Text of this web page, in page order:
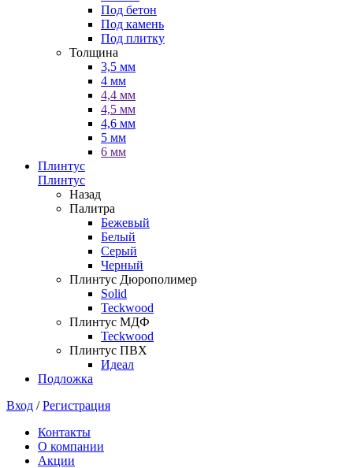
Под бетон
Под камень
Под плитку
Толщина
3,5 мм
4 мм
4,4 мм
4,5 мм
4,6 мм
5 мм
6 мм
Плинтус
Плинтус
Назад
Палитра
Бежевый
Белый
Серый
Черный
Плинтус Дюрополимер
Solid
Teckwood
Плинтус МДФ
Teckwood
Плинтус ПВХ
Идеал
Подложка
Вход /Регистрация
Контакты
О компании
Акции